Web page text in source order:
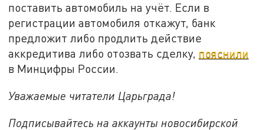
поставить автомобиль на учёт. Если в
регистрации автомобиля откажут, банк
предложит либо продлить действие
аккредитива либо отозвать сделку, пояснили
в Минцифры России.
Уважаемые читатели Царьграда!
Подписывайтесь на аккаунты новосибирской